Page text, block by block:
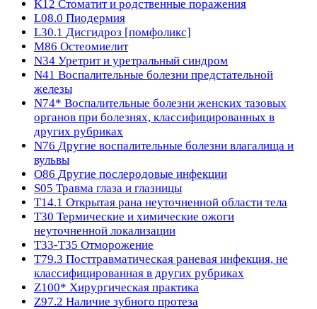
K12 Стоматит и родственные поражения
L08.0 Пиодермия
L30.1 Дисгидроз [помфоликс]
M86 Остеомиелит
N34 Уретрит и уретральный синдром
N41 Воспалительные болезни предстательной
железы
N74* Воспалительные болезни женских тазовых
органов при болезнях, классифицированных в
других рубриках
N76 Другие воспалительные болезни влагалища и
вульвы
O86 Другие послеродовые инфекции
S05 Травма глаза и глазницы
T14.1 Открытая рана неуточненной области тела
T30 Термические и химические ожоги
неуточненной локализации
T33-T35 Отморожение
T79.3 Посттравматическая раневая инфекция, не
классифицированная в других рубриках
Z100* Хирургическая практика
Z97.2 Наличие зубного протеза